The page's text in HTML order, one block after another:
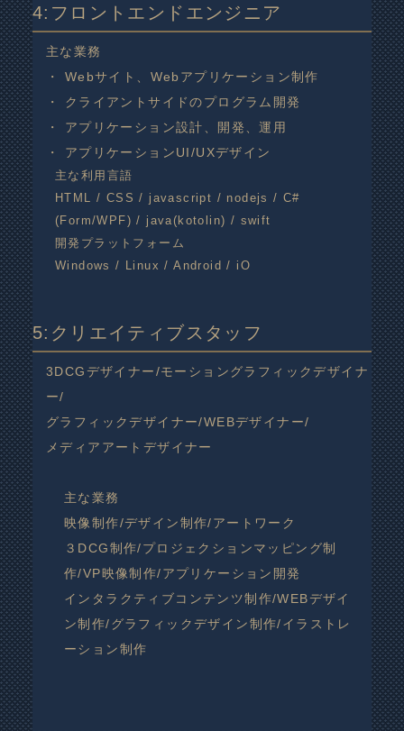
4:フロントエンドエンジニア
主な業務
・ Webサイト、Webアプリケーション制作
・ クライアントサイドのプログラム開発
・ アプリケーション設計、開発、運用
・ アプリケーションUI/UXデザイン
主な利用言語
HTML / CSS / javascript / nodejs / C#
(Form/WPF) / java(kotolin) / swift
開発プラットフォーム
Windows / Linux / Android / iO
5:クリエイティブスタッフ
3DCGデザイナー/モーショングラフィックデザイナ
ー/
グラフィックデザイナー/WEBデザイナー/
メディアアートデザイナー
主な業務
映像制作/デザイン制作/アートワーク
３DCG制作/プロジェクションマッピング制
作/VP映像制作/アプリケーション開発
インタラクティブコンテンツ制作/WEBデザイ
ン制作/グラフィックデザイン制作/イラストレ
ーション制作